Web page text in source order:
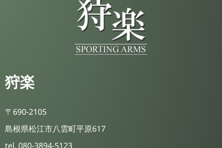
狩楽
〒690-2105
島根県松江市八雲町平原617
tel. 080-3894-5123